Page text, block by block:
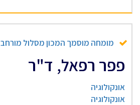
מומחה מוסמך המכון מסלול מורחב
פפר רפאל, ד"ר
אונקולוגיה
אונקולוגיה